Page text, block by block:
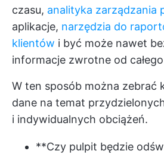
czasu, analityka zarządzania
aplikacje, narzędzia do
klientów i być może nawet
informacje zwrotne od całego
W ten sposób można zebrać
dane na temat
i indywidualnych obciążeń.
**Czy pulpit będzie